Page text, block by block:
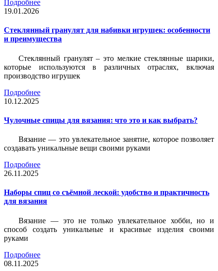
Подробнее
19.01.2026
Стеклянный гранулят для набивки игрушек: особенности
и преимущества
Стеклянный гранулят – это мелкие стеклянные шарики,
которые используются в различных отраслях, включая
производство игрушек
Подробнее
10.12.2025
Чулочные спицы для вязания: что это и как выбрать?
Вязание — это увлекательное занятие, которое позволяет
создавать уникальные вещи своими руками
Подробнее
26.11.2025
Наборы спиц со съёмной леской: удобство и практичность
для вязания
Вязание — это не только увлекательное хобби, но и
способ создать уникальные и красивые изделия своими
руками
Подробнее
08.11.2025